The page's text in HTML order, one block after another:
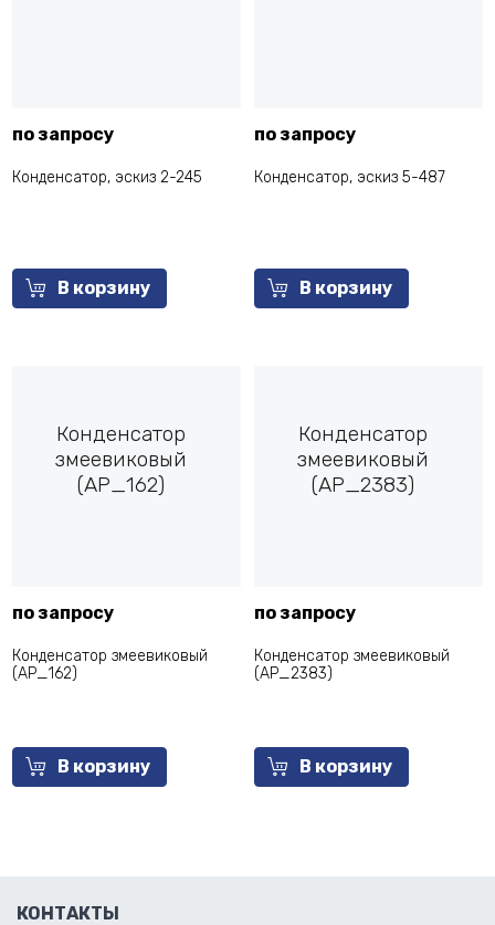
по запросу
Конденсатор, эскиз 2-245
В корзину
по запросу
Конденсатор, эскиз 5-487
В корзину
Конденсатор
змеевиковый
(AP_162)
по запросу
Конденсатор змеевиковый
(AP_162)
В корзину
Конденсатор
змеевиковый
(AP_2383)
по запросу
Конденсатор змеевиковый
(AP_2383)
В корзину
КОНТАКТЫ